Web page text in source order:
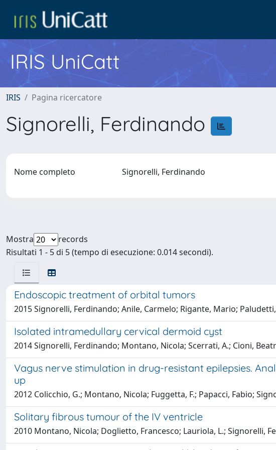
IRIS UniCatt
IRIS Pagina ricercatore
Signorelli, Ferdinando
Nome completo Signorelli, Ferdinando
Mostra
records
Risultati 1 - 5 di 5 (tempo di esecuzione: 0.014 secondi).
Endoscopic treatment of orbital tumors
2015 Signorelli, Ferdinando; Anile, Carmelo; Rigante, Mario;
Isolated intramedullary cervical dermoid cyst
2014 Signorelli, Ferdinando; Montano, Nicola; Scerrati, A.; Cioni,
Vagus nerve stimulation in drug-resistant epilepsies.
up
2012 Colicchio, G.; Montano, Nicola; Fuggetta, F.; Papacci, Fabio;
Solitary fibrous tumour of the IV ventricle
2010 Montano, Nicola; Doglietto, Francesco; Lauriola, L.; Signorelli,